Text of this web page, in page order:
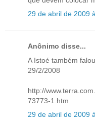
29 de abril de 2009
Anônimo disse...
A Istoé também
29/2/2008
http://
73773-1.htm
29 de abril de 2009